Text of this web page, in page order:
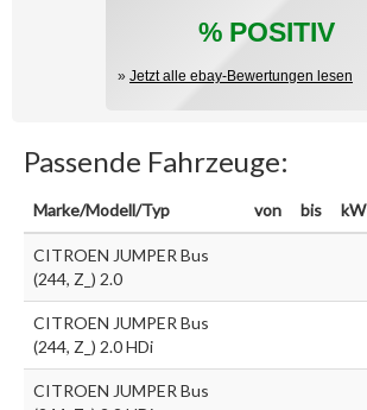
% POSITIV
» Jetzt alle ebay-Bewertungen lesen
Passende Fahrzeuge:
Marke/Modell/Typ von bis kW
CITROEN JUMPER Bus
(244, Z_) 2.0
CITROEN JUMPER Bus
(244, Z_) 2.0 HDi
CITROEN JUMPER Bus